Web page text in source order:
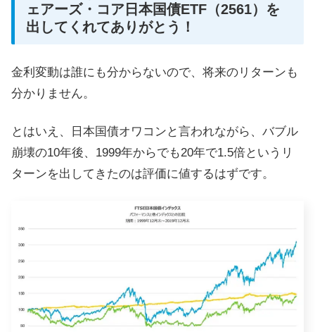
ェアーズ・コア日本国債ETF（2561）を
出してくれてありがとう！
金利変動は誰にも分からないので、将来のリターンも
分かりません。
とはいえ、日本国債オワコンと言われながら、バブル
崩壊の10年後、1999年からでも20年で1.5倍というリ
ターンを出してきたのは評価に値するはずです。